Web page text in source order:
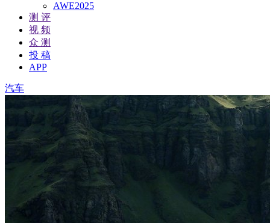
AWE2025
测 评
视 频
众 测
投 稿
APP
汽车